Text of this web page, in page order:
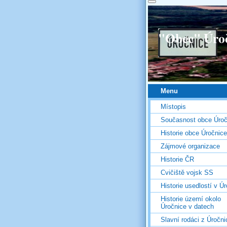
"Obec"
Menu
Místopis
Současnost obce
Historie obce Úročnice
Zájmové organizace
Historie ČR
Cvičiště vojsk SS
Historie usedlostí v
Historie území okolo
Úročnice v datech
Slavní rodáci z